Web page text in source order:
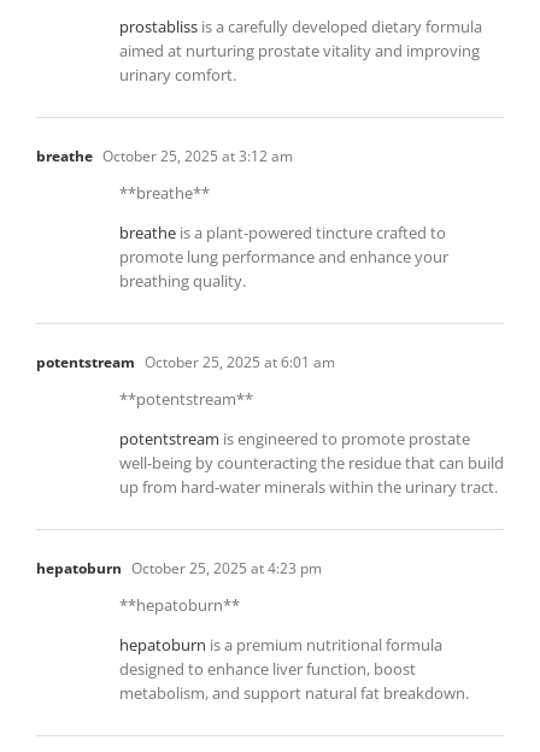
prostabliss is a carefully developed dietary formula
aimed at nurturing prostate vitality and improving
urinary comfort.
breathe October 25, 2025 at 3:12 am
**breathe**
breathe is a plant-powered tincture crafted to
promote lung performance and enhance your
breathing quality.
potentstream October 25, 2025 at 6:01 am
** potentstream**
potentstream is engineered to promote prostate
well-being by counteracting the residue that can build
up from hard-water minerals within the urinary tract.
hepatoburn October 25, 2025 at 4:23 pm
** hepatoburn**
hepatoburn is a premium nutritional formula
designed to enhance liver function, boost
metabolism, and support natural fat breakdown.